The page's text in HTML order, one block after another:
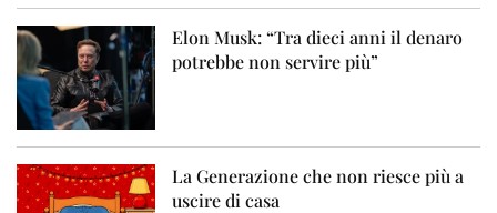
Elon Musk: “Tra dieci anni il denaro
potrebbe non servire più”
La Generazione che non riesce più a
uscire di casa